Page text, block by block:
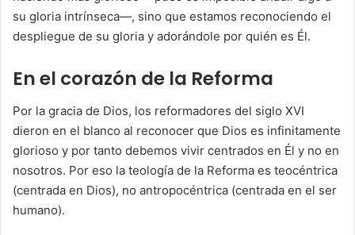
su gloria intrínseca—, sino que estamos reconociendo el
despliegue de su gloria y adorándole por quién es Él.
En el corazón de la Reforma
Por la gracia de Dios, los reformadores del siglo XVI
dieron en el blanco al reconocer que Dios es infinitamente
glorioso y por tanto debemos vivir centrados en Él y no en
nosotros. Por eso la teología de la Reforma es teocéntrica
(centrada en Dios), no antropocéntrica (centrada en el ser
humano).